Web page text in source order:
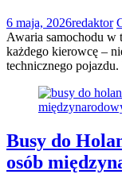
6 maja, 2026redaktor
Awaria samochodu w
każdego kierowcę –
technicznego
Busy do
osób